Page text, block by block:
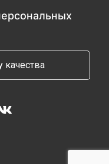
качества